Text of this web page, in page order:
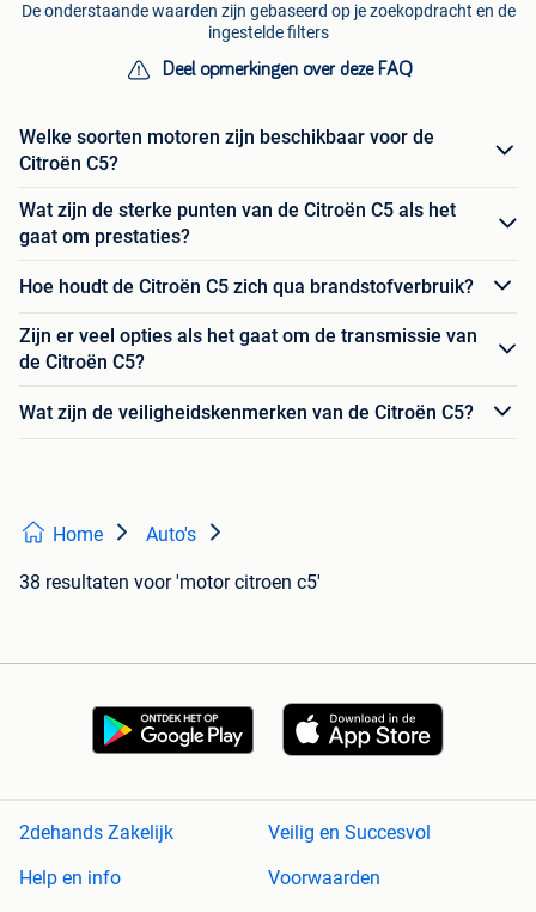
De onderstaande waarden zijn gebaseerd op je zoekopdracht en de
ingestelde filters
Deel opmerkingen over deze FAQ
Welke soorten motoren zijn beschikbaar voor de
Citroën C5?
Wat zijn de sterke punten van de Citroën C5 als het
gaat om prestaties?
Hoe houdt de Citroën C5 zich qua brandstofverbruik?
Zijn er veel opties als het gaat om de transmissie van
de Citroën C5?
Wat zijn de veiligheidskenmerken van de Citroën C5?
Home Auto's
38 resultaten voor 'motor citroen c5'
2dehands Zakelijk
Veilig en Succesvol
Help en info
Voorwaarden